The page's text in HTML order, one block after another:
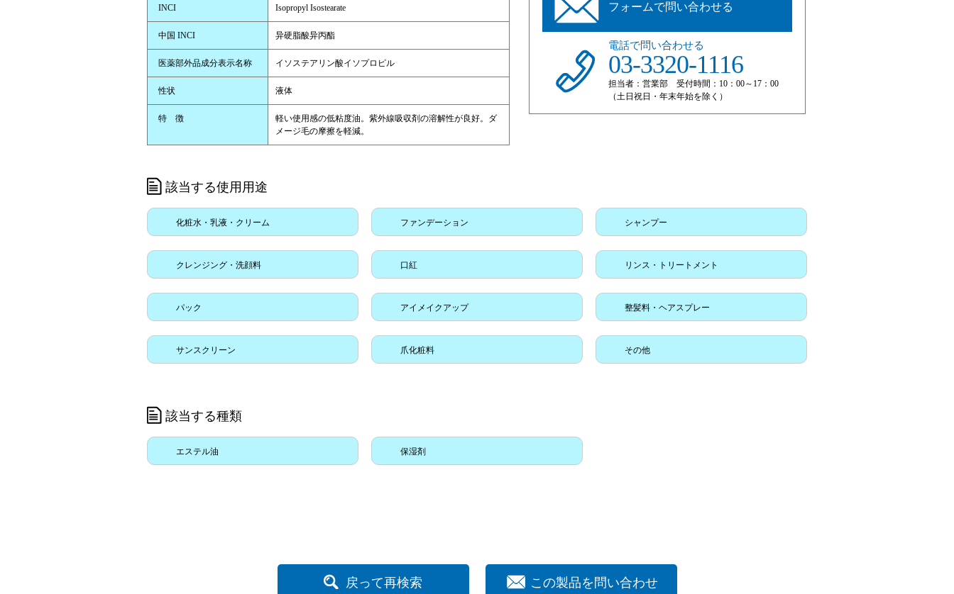
INCI Isopropyl Isostearate
中国 INCI 异硬脂酸异丙酯
医薬部外品成分表示名称 イソステアリン酸イソプロピル
性状 液体
特 徴
軽い使用感の低粘度油。紫外線吸収剤の溶解性が良好。ダ
メージ毛の摩擦を軽減。
フォームで問い合わせる
電話で問い合わせる
03-3320-1116
担当者：営業部 受付時間：10：00～17：00
（土日祝日・年末年始を除く）
該当する使用用途
化粧水・乳液・クリーム ファンデーション シャンプー
クレンジング・洗顔料 口紅 リンス・トリートメント
パック アイメイクアップ 整髪料・ヘアスプレー
サンスクリーン 爪化粧料 その他
該当する種類
エステル油 保湿剤
戻って再検索 この製品を問い合わせ